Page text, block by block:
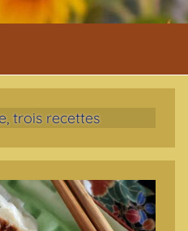
trois recettes